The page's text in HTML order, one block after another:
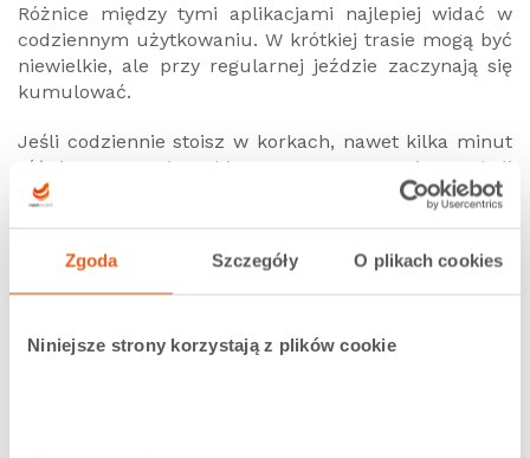
Zgoda Szczegóły O plikach cookies
Niniejsze strony korzystają z plików cookie
Różnice między tymi aplikacjami najlepiej widać w
codziennym użytkowaniu. W krótkiej trasie mogą być
niewielkie, ale przy regularnej jeździe zaczynają się
kumulować.
Jeśli codziennie stoisz w korkach, nawet kilka minut
różnicy na trasie robi ogromne znaczenie w skali
tygodnia czy miesiąca. To właśnie wtedy zaczynasz
Wielu kierowców podkreśla, że po zmianie aplikacji
„losowych” decyzji na trasie. To efekt lepszego